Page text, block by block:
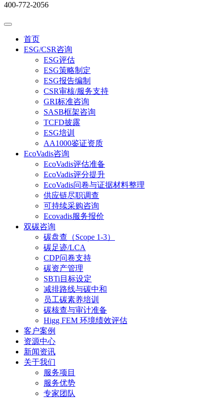
400-772-2056
首页
ESG/CSR咨询
ESG评估
ESG策略制定
ESG报告编制
CSR审核/服务支持
GRI标准咨询
SASB框架咨询
TCFD披露
ESG培训
AA1000鉴证资质
EcoVadis咨询
EcoVadis评估准备
EcoVadis评分提升
EcoVadis问卷与证据材料整理
供应链尽职调查
可持续采购咨询
Ecovadis服务报价
双碳咨询
碳盘查（Scope 1-3）
碳足迹/LCA
CDP问卷支持
碳资产管理
SBTi目标设定
减排路线与碳中和
员工碳素养培训
碳核查与审计准备
Higg FEM 环境绩效评估
客户案例
资源中心
新闻资讯
关于我们
服务项目
服务优势
专家团队